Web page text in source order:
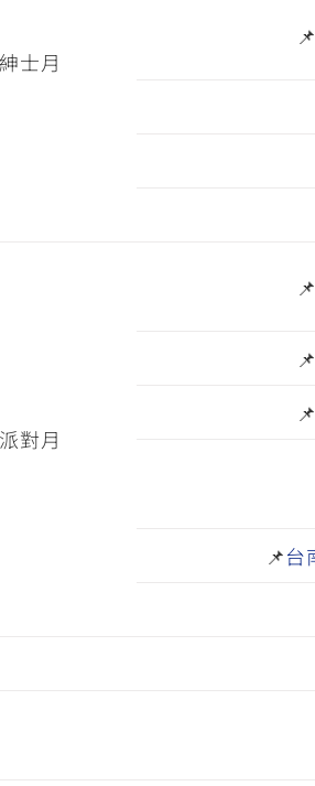
士月
📌
對月
📌
📌
📌
📌台